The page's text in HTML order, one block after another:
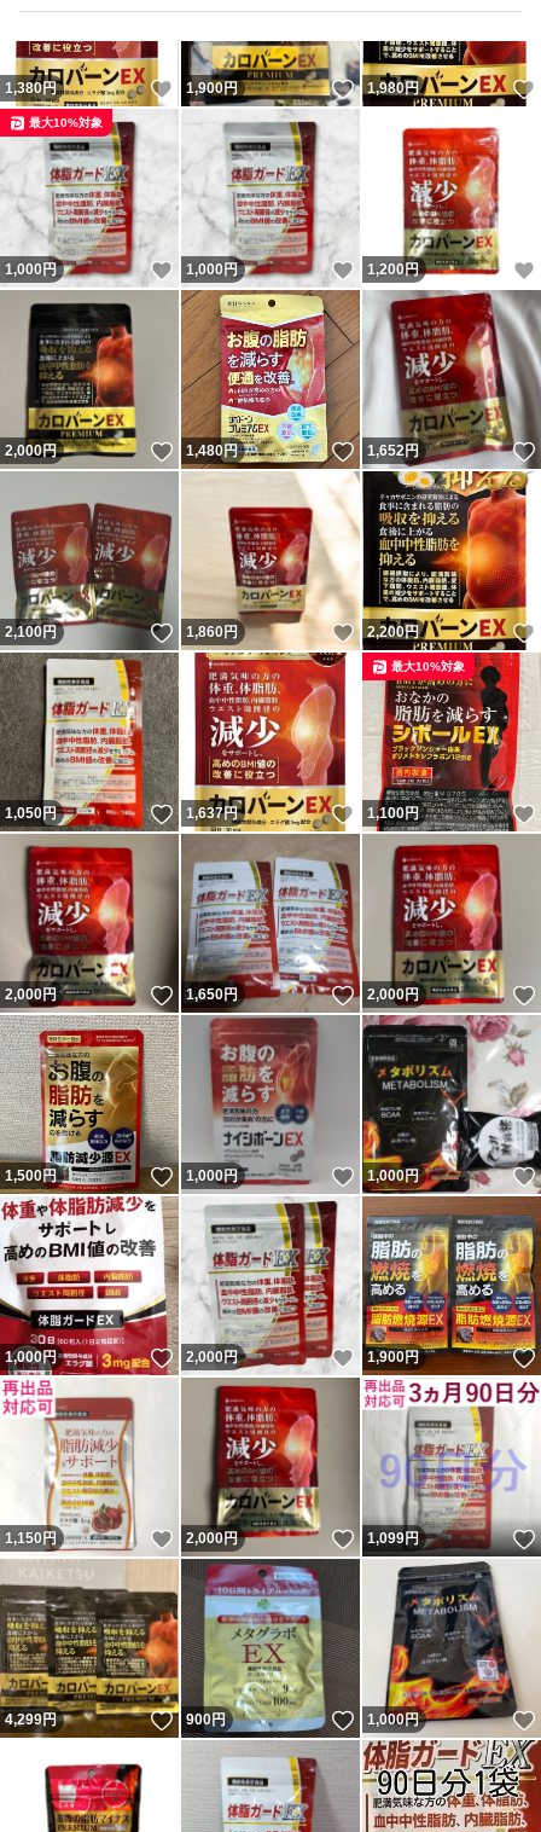
1,380円 いいね！
1,900円 いいね！
1,980円
1,000 円 いいね！
最大10%対象
1,000 円 いいね！
1,200円
2,000円 いいね！
1,480円 いいね！
1,652円
2,100円 いいね！
1,860円 いいね！
2,200円
1,050円 いいね！
1,637円 いいね！
1,100円
最大10%対象
2,000円 いいね！
1,650円 いいね！
2,000円
1,500円 いいね！
1,000円 いいね！
1,000円
1,000円 いいね！
2,000円 いいね！
1,900円
1,150 円 いいね！
2,000円 いいね！
1,099円
4,299円 いいね！
900円 いいね！
1,000円